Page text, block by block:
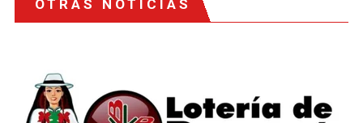
OTRAS NOTICIAS